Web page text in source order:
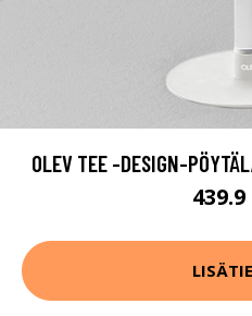
OLEV TEE -DESIGN-
439.9